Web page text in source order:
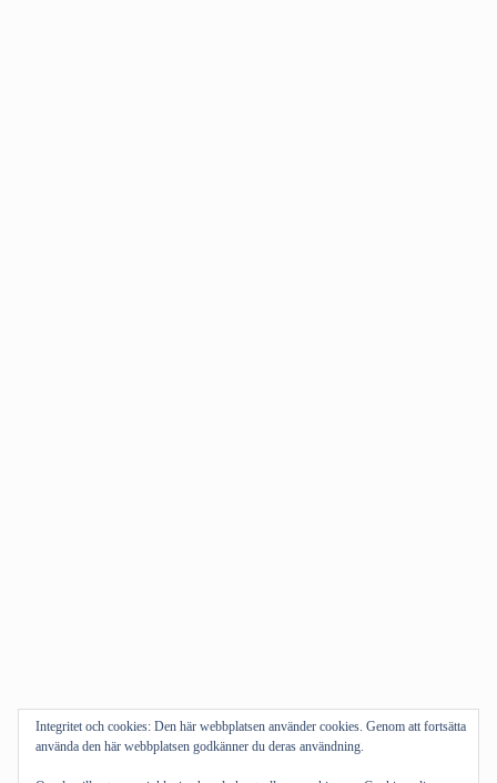
Integritet och cookies: Den här webbplatsen använder cookies. Genom att fortsätta
använda den här webbplatsen godkänner du deras användning.